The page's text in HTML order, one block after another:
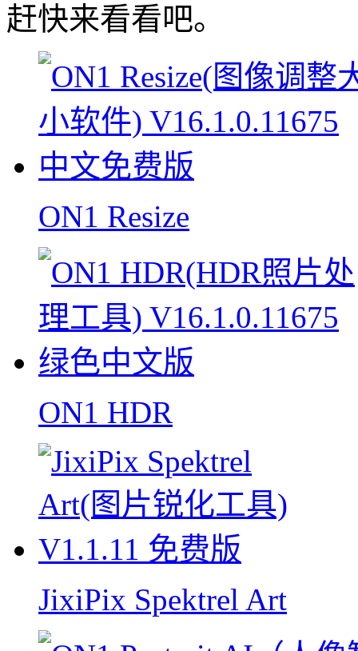
赶快来看看吧。
ON1 Resize
ON1 HDR
JixiPix Spektrel Art